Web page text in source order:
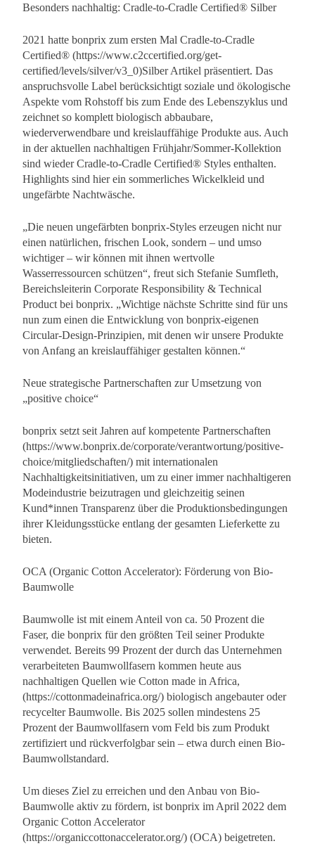
Besonders nachhaltig: Cradle-to-Cradle Certified® Silber
2021 hatte bonprix zum ersten Mal Cradle-to-Cradle
Certified® (https://www.c2ccertified.org/get-
certified/levels/silver/v3_0)Silber Artikel präsentiert. Das
anspruchsvolle Label berücksichtigt soziale und ökologische
Aspekte vom Rohstoff bis zum Ende des Lebenszyklus und
zeichnet so komplett biologisch abbaubare,
wiederverwendbare und kreislauffähige Produkte aus. Auch
in der aktuellen nachhaltigen Frühjahr/Sommer-Kollektion
sind wieder Cradle-to-Cradle Certified® Styles enthalten.
Highlights sind hier ein sommerliches Wickelkleid und
ungefärbte Nachtwäsche.
„Die neuen ungefärbten bonprix-Styles erzeugen nicht nur
einen natürlichen, frischen Look, sondern – und umso
wichtiger – wir können mit ihnen wertvolle
Wasserressourcen schützen“, freut sich Stefanie Sumfleth,
Bereichsleiterin Corporate Responsibility & Technical
Product bei bonprix. „Wichtige nächste Schritte sind für uns
nun zum einen die Entwicklung von bonprix-eigenen
Circular-Design-Prinzipien, mit denen wir unsere Produkte
von Anfang an kreislauffähiger gestalten können.“
Neue strategische Partnerschaften zur Umsetzung von
„positive choice“
bonprix setzt seit Jahren auf kompetente Partnerschaften
(https://www.bonprix.de/corporate/verantwortung/positive-
choice/mitgliedschaften/) mit internationalen
Nachhaltigkeitsinitiativen, um zu einer immer nachhaltigeren
Modeindustrie beizutragen und gleichzeitig seinen
Kund*innen Transparenz über die Produktionsbedingungen
ihrer Kleidungsstücke entlang der gesamten Lieferkette zu
bieten.
OCA (Organic Cotton Accelerator): Förderung von Bio-
Baumwolle
Baumwolle ist mit einem Anteil von ca. 50 Prozent die
Faser, die bonprix für den größten Teil seiner Produkte
verwendet. Bereits 99 Prozent der durch das Unternehmen
verarbeiteten Baumwollfasern kommen heute aus
nachhaltigen Quellen wie Cotton made in Africa,
(https://cottonmadeinafrica.org/) biologisch angebauter oder
recycelter Baumwolle. Bis 2025 sollen mindestens 25
Prozent der Baumwollfasern vom Feld bis zum Produkt
zertifiziert und rückverfolgbar sein – etwa durch einen Bio-
Baumwollstandard.
Um dieses Ziel zu erreichen und den Anbau von Bio-
Baumwolle aktiv zu fördern, ist bonprix im April 2022 dem
Organic Cotton Accelerator
(https://organiccottonaccelerator.org/) (OCA) beigetreten.